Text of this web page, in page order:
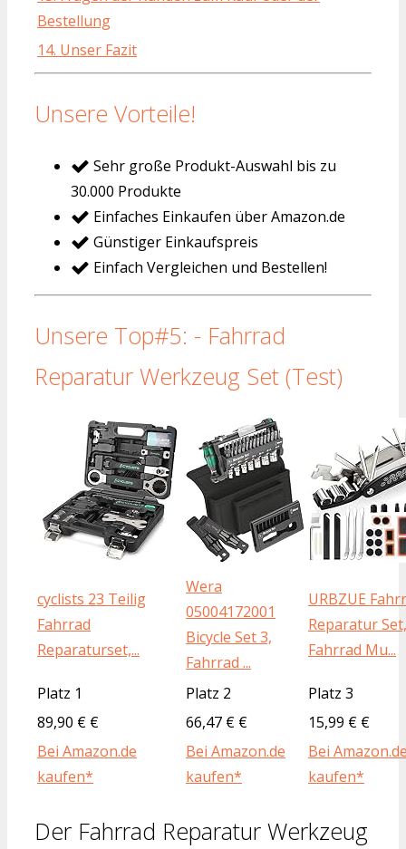
Bestellung
14. Unser Fazit
Unsere Vorteile!
Sehr große Produkt-Auswahl bis zu
30.000 Produkte
Einfaches Einkaufen über Amazon.de
Günstiger Einkaufspreis
Einfach Vergleichen und Bestellen!
Unsere Top#5: - Fahrrad
Reparatur Werkzeug Set (Test)
cyclists 23 Teilig
Fahrrad
Reparaturset,...
Wera
05004172001
Bicycle Set 3,
Fahrrad ...
URBZUE
Reparatur Set,
Fahrrad Mu...
Platz 1 Platz 2
Platz 3
89,90 € €
66,47 € €
15,99 € €
Bei Amazon.de
kaufen*
Bei Amazon.de
kaufen*
Bei
kaufen*
Der Fahrrad Reparatur Werkzeug